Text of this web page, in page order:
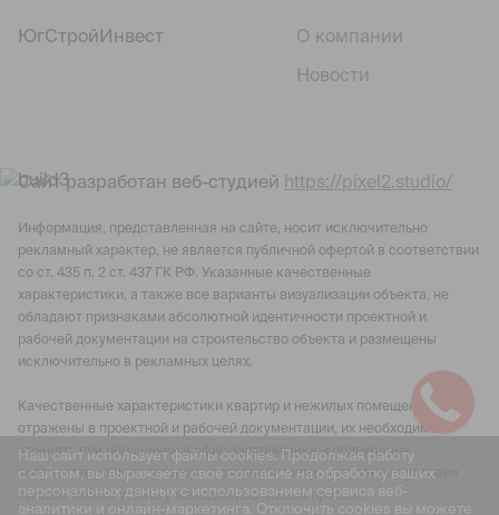
Наш сайт использует файлы cookies. Продолжая работу
с сайтом, вы выражаете своё согласие на обработку ваших
персональных данных с использованием сервиса веб-
аналитики и онлайн-маркетинга. Отключить cookies вы можете
ЮгСтройИнвест
О компании
Новости
Сайт разработан веб-студией https://pixel2.studio/
Информация, представленная на сайте, носит исключительно
рекламный характер, не является публичной офертой в соответствии
со ст. 435 п. 2 ст. 437 ГК РФ. Указанные качественные
характеристики, а также все варианты визуализации объекта, не
обладают признаками абсолютной идентичности проектной и
рабочей документации на строительство объекта и размещены
исключительно в рекламных целях.
Качественные характеристики квартир и нежилых помещений
отражены в проектной и рабочей документации, их необходимо
уточнять при обращении в офис застройщика и подписании
соответствующего договора с застройщиком. Актуальные условия
продаж можно узнать у менеджеров отдела продаж.